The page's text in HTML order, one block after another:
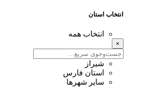
انتخاب استان
انتخاب همه
×
شیراز
استان فارس
سایر شهرها